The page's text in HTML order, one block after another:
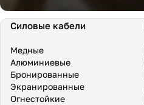
Силовые кабели
Медные
Алюминиевые
Бронированные
Экранированные
Огнестойкие